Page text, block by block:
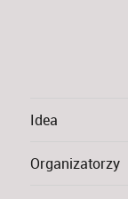
Idea
Organizatorzy